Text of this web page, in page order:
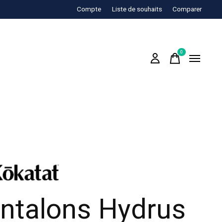
Compte Liste de souhaits Comparer
0items
Hydrus